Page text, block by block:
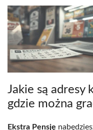
Jakie są adresy
gdzie można
Ekstra Pensję